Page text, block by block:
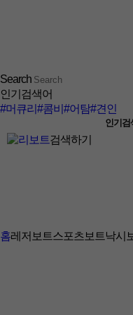
Search
인기검색어
#머큐리 #콤비 #어탐#견인
인기검
검색하기
홈레저보트스포츠보트 낙시